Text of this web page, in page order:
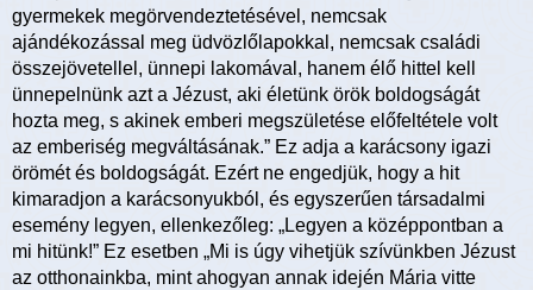
gyermekek megörvendeztetésével, nemcsak
ajándékozással meg üdvözlőlapokkal, nemcsak családi
összejövetellel, ünnepi lakomával, hanem élő hittel kell
ünnepelnünk azt a Jézust, aki életünk örök boldogságát
hozta meg, s akinek emberi megszületése előfeltétele volt
az emberiség megváltásának.” Ez adja a karácsony igazi
örömét és boldogságát. Ezért ne engedjük, hogy a hit
kimaradjon a karácsonyukból, és egyszerűen társadalmi
esemény legyen, ellenkezőleg: „Legyen a középpontban a
mi hitünk!” Ez esetben „Mi is úgy vihetjük szívünkben Jézust
az otthonainkba, mint ahogyan annak idején Mária vitte